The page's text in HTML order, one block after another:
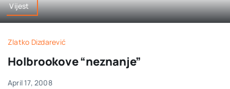
Vijest
Zlatko Dizdarević
Holbrookove “neznanje”
April 17, 2008